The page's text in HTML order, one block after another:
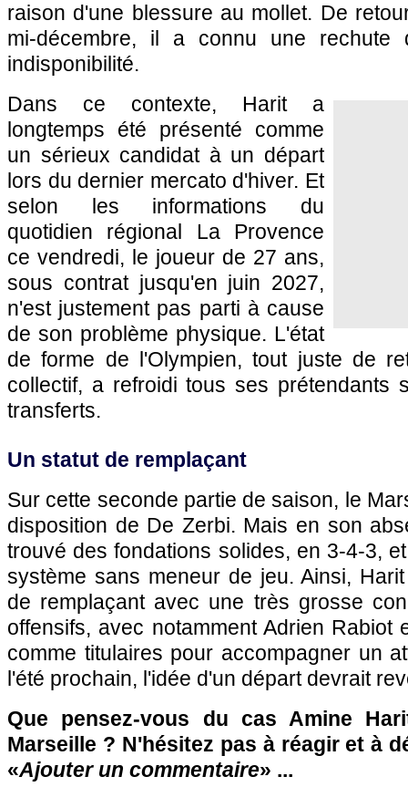
raison d'une blessure au mollet. De
mi-décembre, il a connu une rechute
indisponibilité.
Dans ce contexte, Harit a
longtemps été présenté comme
un sérieux candidat à un départ
lors du dernier mercato d'hiver. Et
selon les informations du
quotidien régional La Provence
ce vendredi, le joueur de 27 ans,
sous contrat jusqu'en juin 2027,
n'est justement pas parti à cause
de son problème physique. L'état
de forme de l'Olympien, tout juste de
collectif, a refroidi tous ses prétendants
transferts.
Un statut de remplaçant
Sur cette seconde partie de saison, le
disposition de De Zerbi. Mais en son
trouvé des fondations solides, en 3-4-3,
système sans meneur de jeu. Ainsi,
de remplaçant avec une très grosse
offensifs, avec notamment Adrien Rabiot
comme titulaires pour accompagner un
l'été prochain, l'idée d'un départ devrait
Que pensez-vous du cas Amine
Marseille ? N'hésitez pas à réagir et à
«Ajouter un commentaire» ...